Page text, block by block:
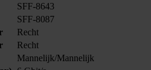
SFF-8643
SFF-8087
Recht
Recht
Mannelijk/Mannelijk